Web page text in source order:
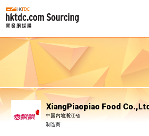
XiangPiaopiao Food Co.,Ltd
中国内地浙江省
制造商